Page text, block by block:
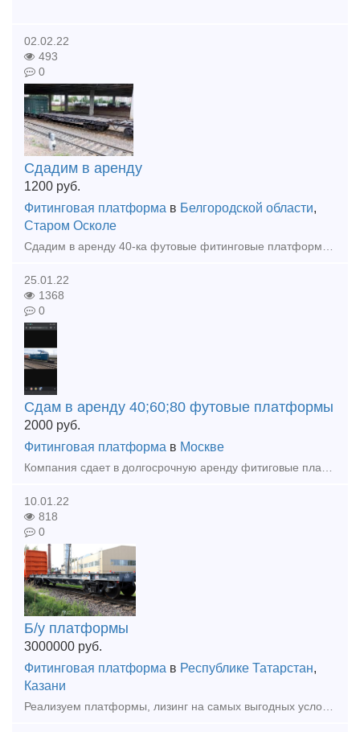
02.02.22
493
0
Сдадим в аренду
1200 руб.
Фитинговая платформа в Белгородской области,
Старом Осколе
25.01.22
1368
0
Сдам в аренду 40;60;80 футовые платформы
2000 руб.
Фитинговая платформа в Москве
10.01.22
818
0
Б/у платформы
3000000 руб.
Фитинговая платформа в Республике Татарстан,
Казани